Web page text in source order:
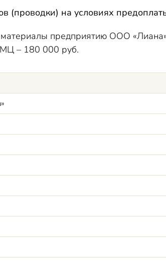
(проводки) на условиях
предприятию ООО
– 180 000 руб.